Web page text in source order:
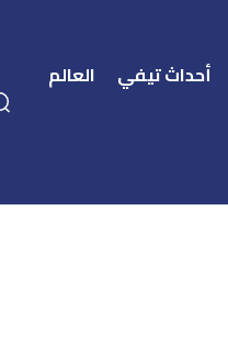
أحداث تيفي
العالم